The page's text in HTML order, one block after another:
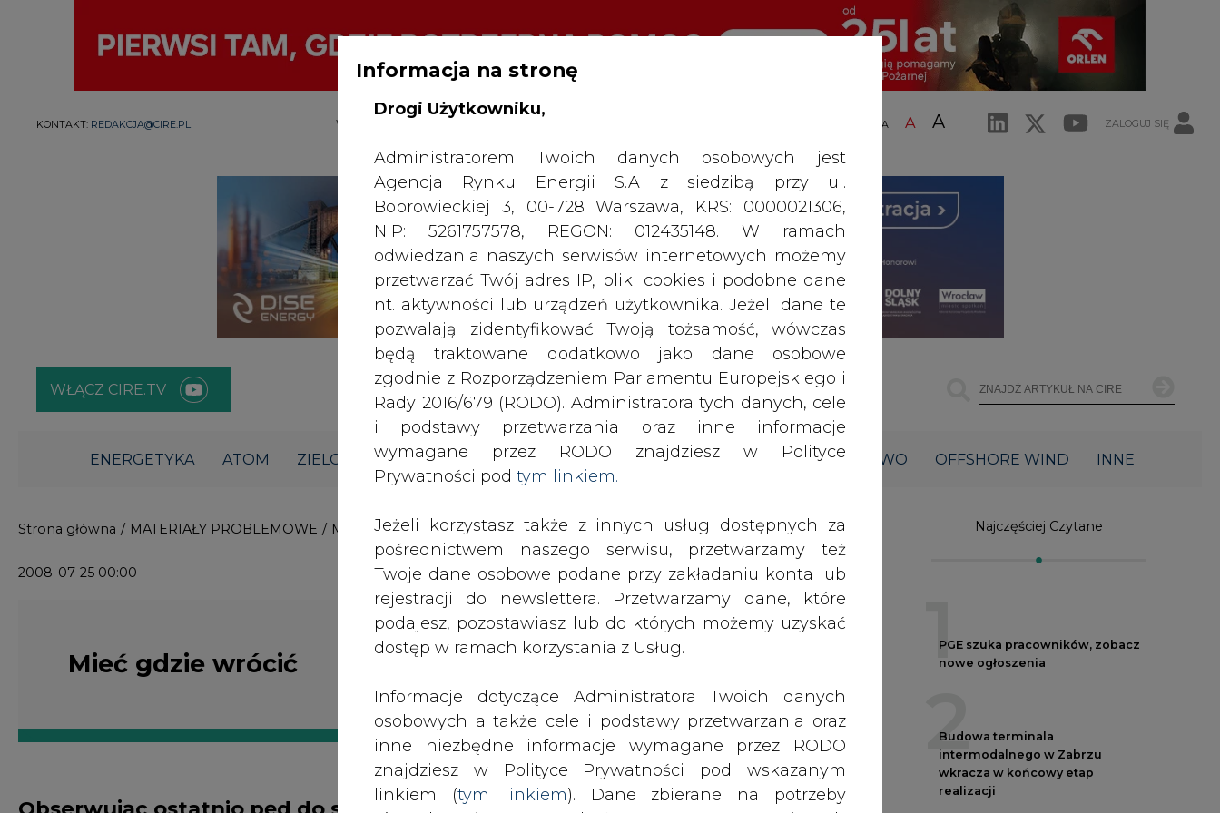
KONTAKT: REDAKCJA@CIRE.PL WYDAWCA PORTALU: A A A ZALOGUJ SIĘ
WŁĄCZ CIRE.TV
ENERGETYKA ATOM ZIELONA GOSPODARKA ZMIANY KADROWE NA RYNKU CIEPŁOWNICTWO OFFSHORE WIND INNE
Informacja na stronę
Drogi Użytkowniku,
Administratorem Twoich danych osobowych jest
Agencja Rynku Energii S.A z siedzibą przy ul.
Bobrowieckiej 3, 00-728 Warszawa, KRS: 0000021306,
NIP: 5261757578, REGON: 012435148. W ramach
odwiedzania naszych serwisów internetowych możemy
przetwarzać Twój adres IP, pliki cookies i podobne dane
nt. aktywności lub urządzeń użytkownika. Jeżeli dane te
pozwalają zidentyfikować Twoją tożsamość, wówczas
będą traktowane dodatkowo jako dane osobowe
zgodnie z Rozporządzeniem Parlamentu Europejskiego i
Rady 2016/679 (RODO). Administratora tych danych, cele
i podstawy przetwarzania oraz inne informacje
wymagane przez RODO znajdziesz w Polityce
Prywatności pod tym linkiem.
Jeżeli korzystasz także z innych usług dostępnych za
pośrednictwem naszego serwisu, przetwarzamy też
Twoje dane osobowe podane przy zakładaniu konta lub
rejestracji do newslettera. Przetwarzamy dane, które
podajesz, pozostawiasz lub do których możemy uzyskać
dostęp w ramach korzystania z Usług.
Informacje dotyczące Administratora Twoich danych
osobowych a także cele i podstawy przetwarzania oraz
inne niezbędne informacje wymagane przez RODO
znajdziesz w Polityce Prywatności pod wskazanym
linkiem (tym linkiem). Dane zbierane na potrzeby
Strona główna / MATERIAŁY PROBLEMOWE / Mieć gdzie wrócić
2008-07-25 00:00 drukuj skomentuj udostępnij :
Mieć gdzie wrócić
Najczęściej Czytane
1
PGE szuka pracowników, zobacz
nowe ogłoszenia
2
Budowa terminala
intermodalnego w Zabrzu
wkracza w końcowy etap
realizacji